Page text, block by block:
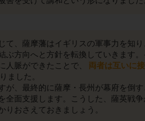
て、薩摩藩はイギリスの軍事力を知り
ぶ方向へと方針を転換していきます。
人脈ができたことで、
両者は互いに
ました。
が、最終的に薩摩・長州が幕府を倒す
全面支援します。こうした、薩英戦争
りおさえておきましょう。